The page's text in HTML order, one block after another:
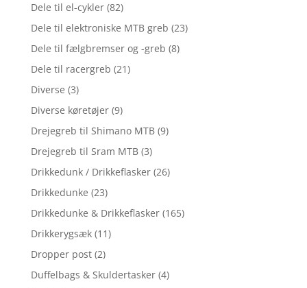
Dele til el-cykler (82)
Dele til elektroniske MTB greb (23)
Dele til fælgbremser og -greb (8)
Dele til racergreb (21)
Diverse (3)
Diverse køretøjer (9)
Drejegreb til Shimano MTB (9)
Drejegreb til Sram MTB (3)
Drikkedunk / Drikkeflasker (26)
Drikkedunke (23)
Drikkedunke & Drikkeflasker (165)
Drikkerygsæk (11)
Dropper post (2)
Duffelbags & Skuldertasker (4)